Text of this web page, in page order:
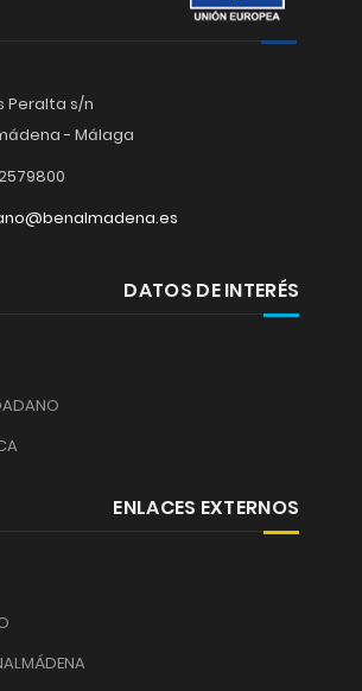
Peralta s/n
- Málaga
DATOS DE INTERÉS
ENLACES EXTERNOS